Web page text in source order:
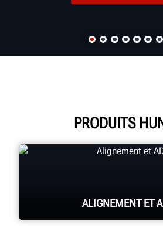
PRODUITS
ALIGNEMENT ET